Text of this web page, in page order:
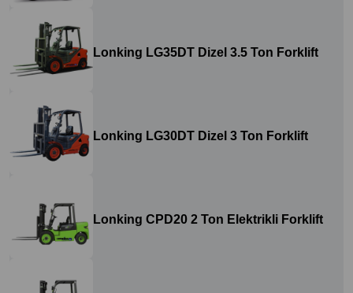
Lonking LG35DT Dizel 3.5 Ton Forklift
Lonking LG30DT Dizel 3 Ton Forklift
Lonking CPD20 2 Ton Elektrikli Forklift